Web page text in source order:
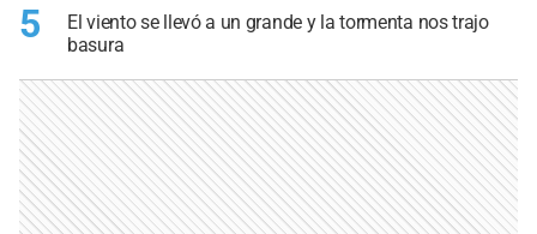
5
El viento se llevó a un grande y la tormenta nos trajo
basura